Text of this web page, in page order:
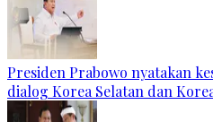
Presiden Prabowo nyatakan
dialog Korea Selatan dan